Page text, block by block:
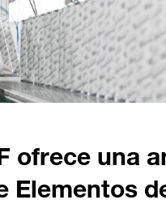
ofrece una
Elementos